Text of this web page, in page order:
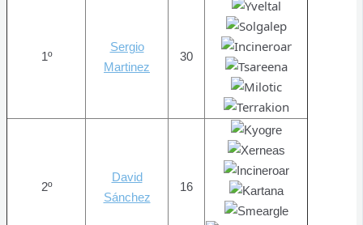
1º
Sergio
Martinez
30
2º
David
Sánchez
16